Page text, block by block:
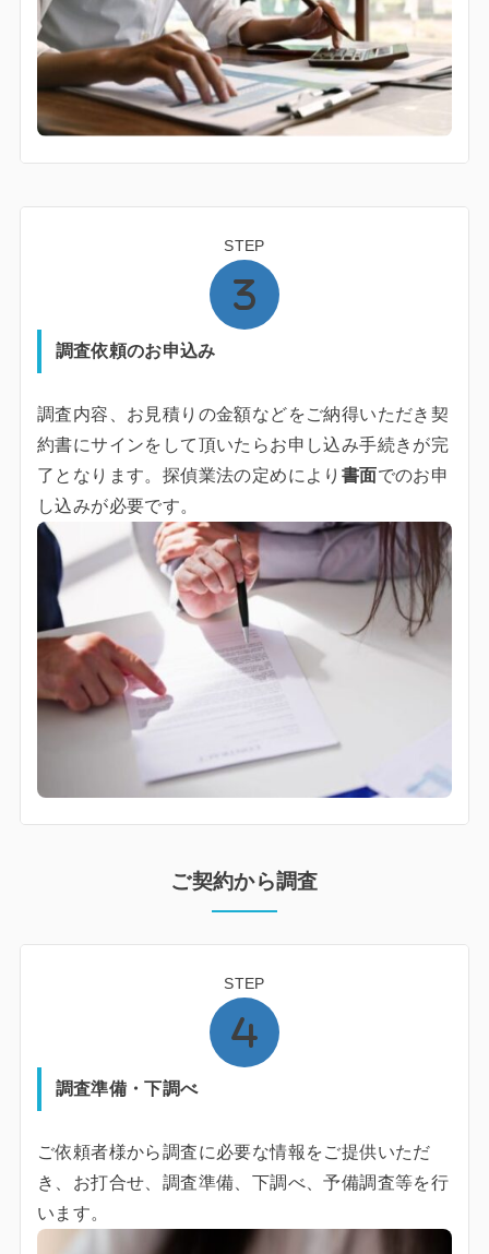
STEP
調査依頼のお申込み
調査内容、お見積りの金額などをご納得いただき契
約書にサインをして頂いたらお申し込み手続きが完
了となります。探偵業法の定めにより 書面でのお申
し込みが必要です。
ご契約から調査
STEP
調査準備・下調べ
ご依頼者様から調査に必要な情報をご提供いただ
き、お打合せ、調査準備、下調べ、予備調査等を行
います。